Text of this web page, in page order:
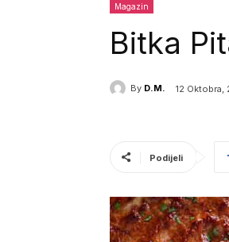
Magazin
Bitka
By D.M. 12 Oktobra,
Podijeli